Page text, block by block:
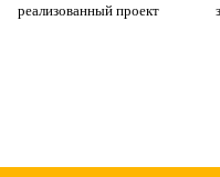
реализованный проект